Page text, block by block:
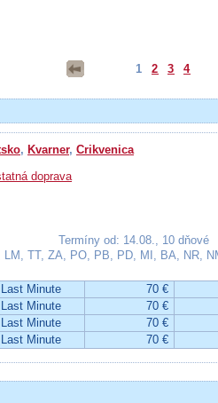
1 2 3 4
, Kvarner, Crikvenica
doprava
Termíny od: 14.08., 10 dňové
LM, TT, ZA, PO, PB, PD, MI, BA, NR,
Last Minute
70 €
Last Minute
70 €
Last Minute
70 €
Last Minute 70 €